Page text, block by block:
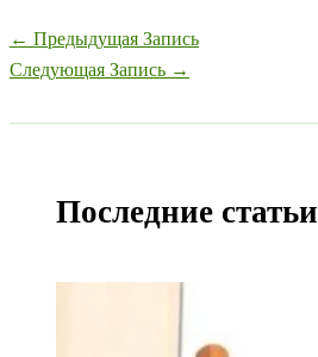
← Предыдущая Запись
Следующая Запись →
Последние статьи